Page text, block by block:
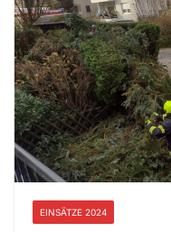
EINSÄTZE 2024